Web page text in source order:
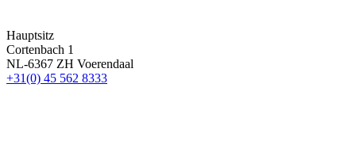
Hauptsitz
Cortenbach 1
NL-6367 ZH Voerendaal
+31(0) 45 562 8333